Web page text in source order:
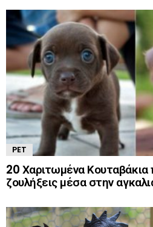
PET
20 Χαριτωμένα Κουταβάκια
ζουλήξεις μέσα στην